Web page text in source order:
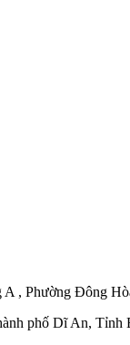
, Phường Đông
phố Dĩ An, Tỉnh